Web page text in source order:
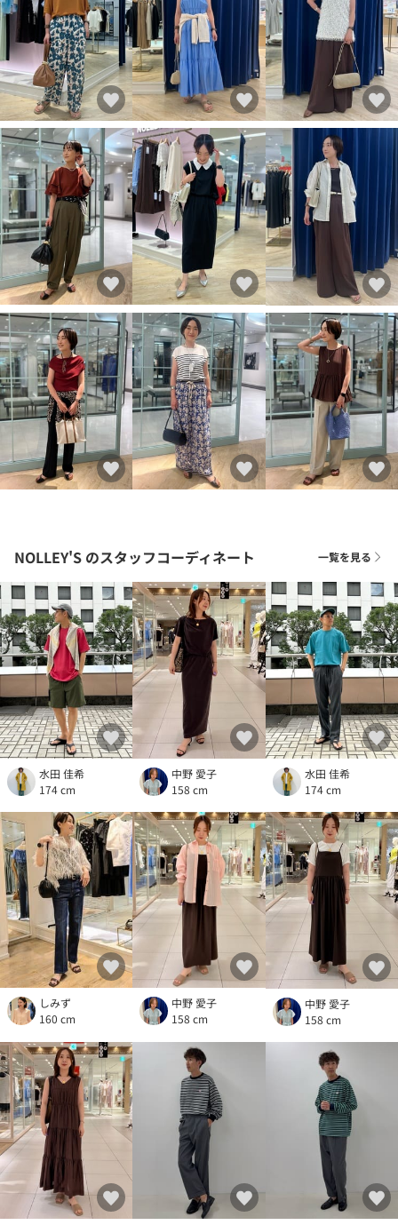
NOLLEY'S のスタッフコーディネート 一覧を見る
水田 佳希
174 cm
中野 愛子
158 cm
水田 佳希
174 cm
しみず
160 cm
中野 愛子
158 cm
中野 愛子
158 cm